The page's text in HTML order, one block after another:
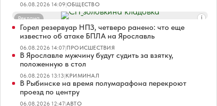
06.08.2026 14:09|ОБЩЕСТВО
Реклама
Горел резервуар НПЗ, четверо ранено: что еще
известно об атаке БПЛА на Ярославль
06.08.2026 14:07|ПРОИСШЕСТВИЯ
В Ярославле мужчину будут судить за взятку,
положенную в стол
06.08.2026 13:13|КРИМИНАЛ
В Рыбинске на время полумарафона перекроют
проезд по центру
06.08.2026 12:47|АВТО